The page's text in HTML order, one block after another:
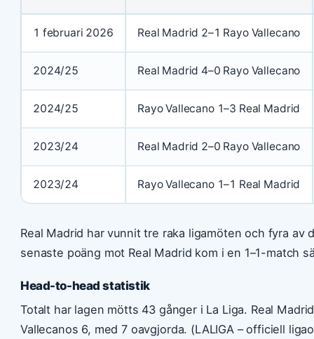
1 februari 2026 Real Madrid 2–1 Rayo Vallecano
2024/25 Real Madrid 4–0 Rayo Vallecano
2024/25 Rayo Vallecano 1–3 Real Madrid
2023/24 Real Madrid 2–0 Rayo Vallecano
2023/24 Rayo Vallecano 1–1 Real Madrid
Real Madrid har vunnit tre raka ligamöten och fyra av
senaste poäng mot Real Madrid kom i en 1–1-match
Head-to-head statistik
Totalt har lagen mötts 43 gånger i La Liga. Real
Vallecanos 6, med 7 oavgjorda. (LALIGA – officiell